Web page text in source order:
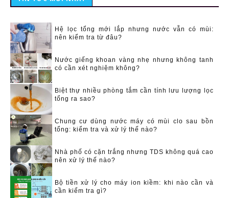
Hệ lọc tổng mới lắp nhưng nước vẫn có mùi:
nên kiểm tra từ đâu?
Nước giếng khoan vàng nhẹ nhưng không tanh
có cần xét nghiệm không?
Biệt thự nhiều phòng tắm cần tính lưu lượng lọc
tổng ra sao?
Chung cư dùng nước máy có mùi clo sau bồn
tổng: kiểm tra và xử lý thế nào?
Nhà phố có cặn trắng nhưng TDS không quá cao
nên xử lý thế nào?
Bộ tiền xử lý cho máy ion kiềm: khi nào cần và
cần kiểm tra gì?